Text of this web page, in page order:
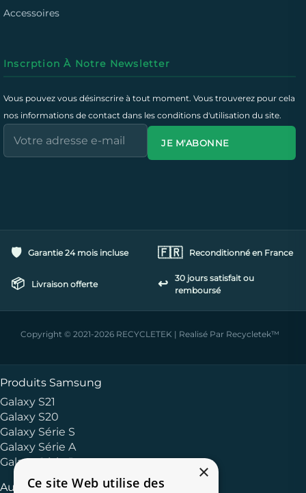
Accessoires
Inscrption À Notre Newsletter
Vous pouvez vous désinscrire à tout moment. Vous trouverez pour cela
nos informations de contact dans les conditions d'utilisation du site.
JE M'ABONNE
🛡️ Garantie 24 mois incluse 🇫🇷 Reconditionné en France
📦 Livraison offerte ↩️
30 jours satisfait ou
remboursé
Copyright © 2021-2026 RECYCLETEK | Realisé Par Recycletek™
Autres Marques
Produits Samsung
Galaxy S21
Galaxy S20
Galaxy Série S
Galaxy Série A
Galaxy Série J
×
Ce site Web utilise des